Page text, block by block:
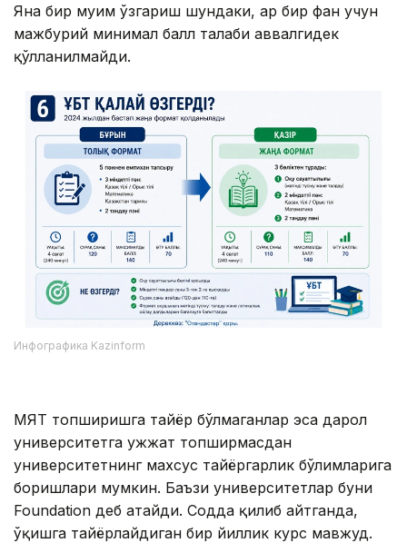
Яна бир муҳим ўзгариш шундаки, ҳар бир фан учун
мажбурий минимал балл талаби аввалгидек
қўлланилмайди.
Инфографика Kazinform
МЯТ топширишга тайёр бўлмаганлар эса дарҳол
университетга ҳужжат топширмасдан
университетнинг махсус тайёргарлик бўлимларига
боришлари мумкин. Баъзи университетлар буни
Foundation деб атайди. Содда қилиб айтганда,
ўқишга тайёрлайдиган бир йиллик курс мавжуд.